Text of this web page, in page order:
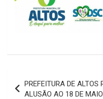
de
PREFEITURA DE
ALUSÃO AO 18 DE MAIO